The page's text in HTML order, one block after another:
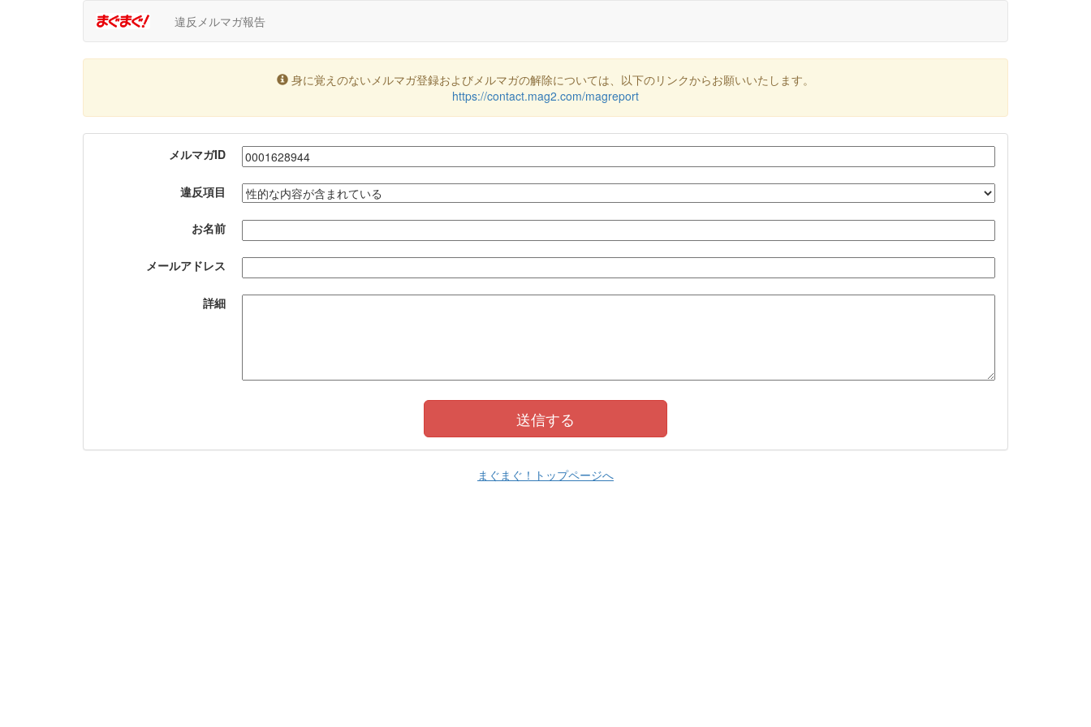
違反メルマガ報告
身に覚えのないメルマガ登録およびメルマガの解除については、以下のリンクからお願いいたします。
https://contact.mag2.com/magreport
メルマガID
違反項目
お名前
メールアドレス
詳細
まぐまぐ！トップページへ